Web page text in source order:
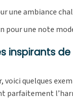
une ambiance
pour une note
inspirants
voici quelques
parfaitement